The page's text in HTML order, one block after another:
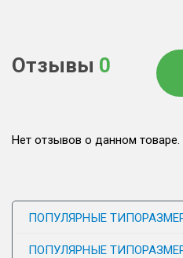
Отзывы 0
Нет отзывов о данном товаре.
ПОПУЛЯРНЫЕ
ПОПУЛЯРНЫЕ